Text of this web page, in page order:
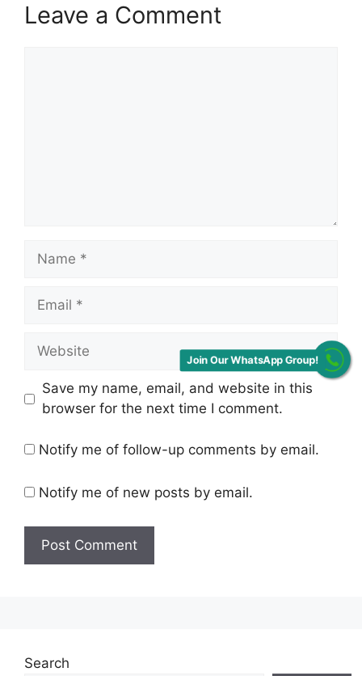
Leave a Comment
Name
Email
Website
Save my name, email, and website in this
browser for the next time I comment.
Notify me of follow-up comments by email.
Notify me of new posts by email.
Search
Join Our WhatsApp Group!